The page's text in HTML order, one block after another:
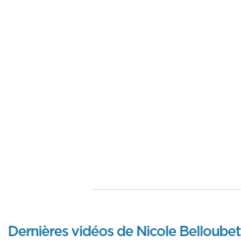
Dernières vidéos de Nicole Belloubet